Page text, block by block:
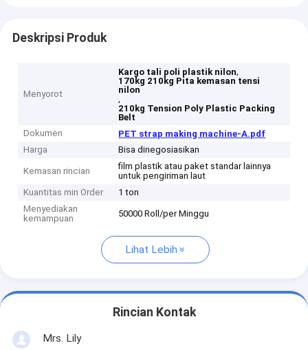
Deskripsi Produk
Menyorot
Kargo tali poli plastik nilon,
170kg 210kg Pita kemasan tensi
nilon
,
210kg Tension Poly Plastic Packing
Belt
Dokumen
PET strap making machine-A.pdf
Harga
Bisa dinegosiasikan
Kemasan rincian
film plastik atau paket standar lainnya
untuk pengiriman laut
Kuantitas min Order
1 ton
Menyediakan
kemampuan
50000 Roll/per Minggu
Lihat Lebih
Rincian Kontak
Mrs. Lily